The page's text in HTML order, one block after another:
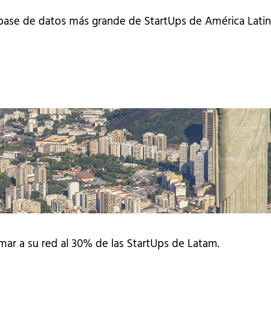
de datos más grande de StartUps de América
a su red al 30% de las StartUps de Latam.